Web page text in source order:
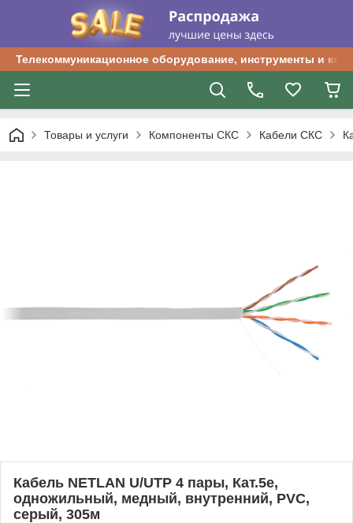
Телекоммуникационное оборудование, инструменты и
Товары и услуги Компоненты СКС Кабели СКС
Кабель NETLAN U/UTP 4 пары, Кат.5e,
одножильный, медный, внутренний, PVC,
серый, 305м